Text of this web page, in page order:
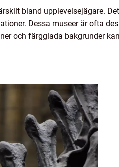
bland upplevelsejägare.
Dessa museer är ofta
och färgglada bakgrunder